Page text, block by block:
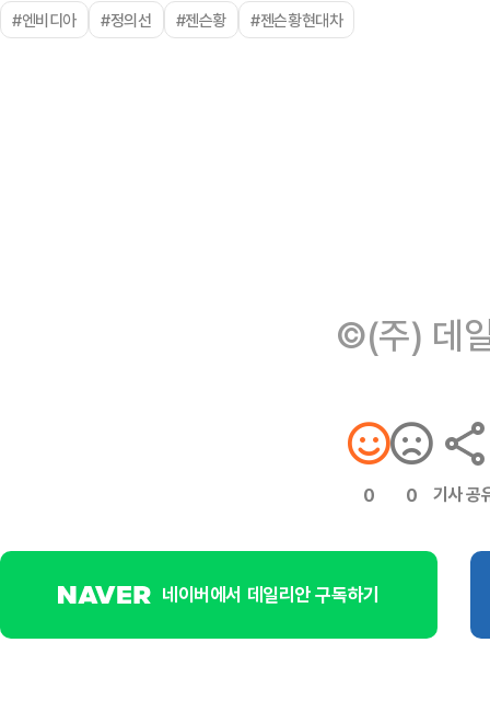
#엔비디아 #정의선 #젠슨황 #젠슨황현대차
©(주) 데
0 0 기사 공
네이버에서 데일리안 구독하기